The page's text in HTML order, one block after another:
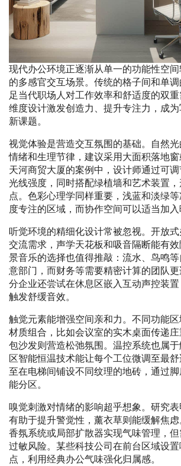
现代办公环境正逐渐从单一的功能性空
的多感官交互场景。传统的格子间和单
足当代职场人对工作效率和舒适度的双
维度设计激发创造力、提升专注力，成
新课题。
视觉体验是营造交互氛围的基础。自然
情绪和生理节律，建议采用大面积落地
天河商贸大厦的案例中，设计师通过可
光线强度，同时搭配绿植墙和艺术装置
点。色彩心理学同样重要，浅蓝和淡绿
度专注的区域，而协作空间可以适当加入
听觉环境的精细化设计常被忽视。开放
交流需求，声学天花板和吸音隔断能有
景音乐的选择也值得推敲：流水、鸟鸣等
意部门，而财务等需要精密计算的团队
分企业还尝试在休息区嵌入互动声控装
触发舒缓音效。
触觉元素能增强空间亲和力。不同功能
材质组合，比如会议室的实木桌面传递
包沙发则营造松弛氛围。温控系统也属
区智能恒温技术能让每个工位微调至最
至在电梯间铺设不同纹理的地砖，通过
能分区。
嗅觉刺激对情绪的影响超乎想象。研究
有助于提升警觉性，薰衣草则能缓解焦
香氛系统或局部扩散器实现气味管理，
过敏风险。某些科技公司在前台区域设
点，利用经典办公气味强化归属感。